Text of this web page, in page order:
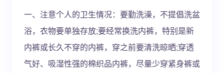
一、注意个人的卫生情况：要勤洗澡，不提倡洗盆
浴，衣物要单独存放;要经常换洗内裤，特别是新
内裤或长久不穿的内裤，穿之前要清洗晾晒;穿透
气好、吸湿性强的棉织品内裤，尽量少穿紧身裤或